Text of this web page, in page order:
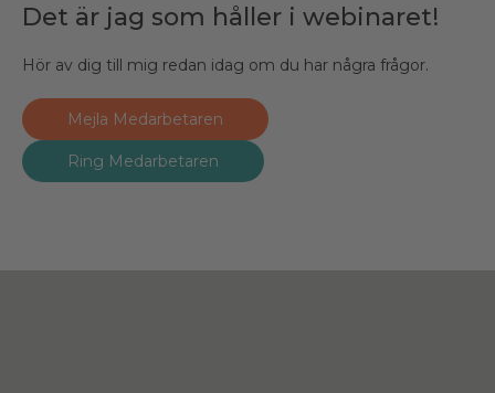
Det är jag som håller i webinaret!
Hör av dig till mig redan idag om du har några frågor.
Mejla Medarbetaren
Ring Medarbetaren